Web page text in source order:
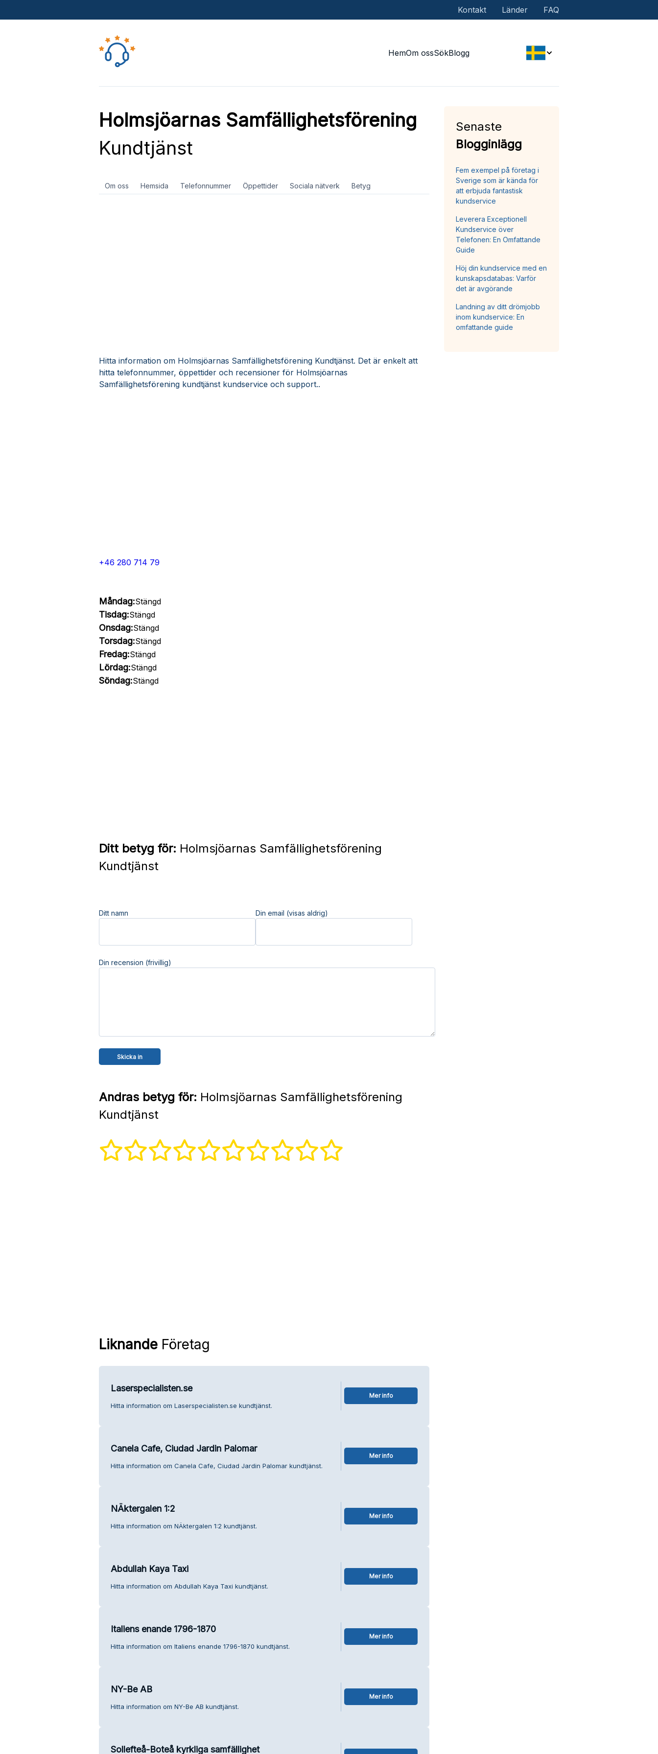
Kontakt Länder FAQ
HemOm ossSökBlogg
Holmsjöarnas Samfällighetsförening
Kundtjänst
Om oss Hemsida Telefonnummer Öppettider Sociala nätverk Betyg
Hitta information om Holmsjöarnas Samfällighetsförening Kundtjänst. Det är enkelt att
hitta telefonnummer, öppettider och recensioner för Holmsjöarnas
Samfällighetsförening kundtjänst kundservice och support..
+46 280 714 79
Måndag:Stängd
Tisdag:Stängd
Onsdag:Stängd
Torsdag:Stängd
Fredag:Stängd
Lördag:Stängd
Söndag:Stängd
Ditt betyg för: Holmsjöarnas Samfällighetsförening
Kundtjänst
Ditt namn Din email (visas aldrig)
Din recension (frivillig)
Andras betyg för: Holmsjöarnas Samfällighetsförening
Kundtjänst
LiknandeFöretag
Laserspecialisten.se
Hitta information om Laserspecialisten.se kundtjänst.
Mer info
Canela Cafe, Ciudad Jardin Palomar
Hitta information om Canela Cafe, Ciudad Jardin Palomar kundtjänst.
Mer info
NÄktergalen 1:2
Hitta information om NÄktergalen 1:2 kundtjänst.
Mer info
Abdullah Kaya Taxi
Hitta information om Abdullah Kaya Taxi kundtjänst.
Mer info
Italiens enande 1796-1870
Hitta information om Italiens enande 1796-1870 kundtjänst.
Mer info
NY-Be AB
Hitta information om NY-Be AB kundtjänst.
Mer info
Sollefteå-Boteå kyrkliga samfällighet
Senaste
Blogginlägg
Fem exempel på företag i
Sverige som är kända för
att erbjuda fantastisk
kundservice
Leverera Exceptionell
Kundservice över
Telefonen: En Omfattande
Guide
Höj din kundservice med en
kunskapsdatabas: Varför
det är avgörande
Landning av ditt drömjobb
inom kundservice: En
omfattande guide